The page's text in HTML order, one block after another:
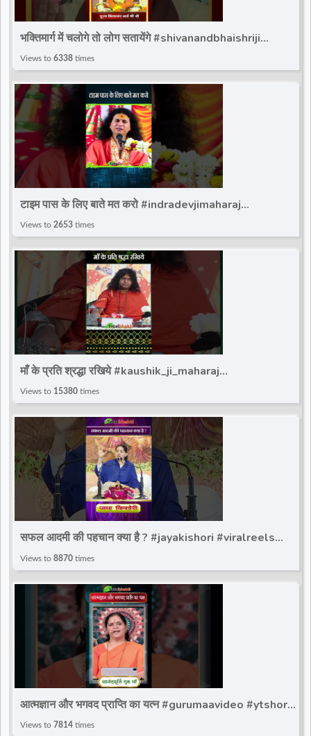
भक्तिमार्ग में चलोगे तो लोग सतायेंगे #shivanandbhaishriji
#totalbhakti #shivanand_bhaishri_ji
Views to 6338 times
टाइम पास के लिए बाते मत करो #indradevjimaharaj
#totalbhakti #trandingviralshort #indradev_maharaj
Views to 2653 times
माँ के प्रति श्रद्धा रखिये #kaushik_ji_maharaj
#shortviralreels #ytviralreels #totalbhakti
Views to 15380 times
सफल आदमी की पहचान क्या है ? #jayakishori #viralreels
#kishoriji #totalbhakti
Views to 8870 times
आत्मज्ञान और भगवद प्राप्ति का यत्न #gurumaavideo #ytshorts
#reels #totalbhakti #viralvideoreel
Views to 7814 times